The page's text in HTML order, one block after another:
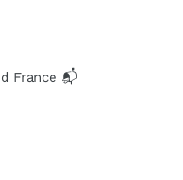
France 📬